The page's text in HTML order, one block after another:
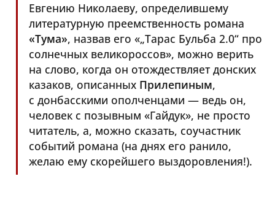
Евгению Николаеву, определившему
литературную преемственность романа
«Тума», назвав его «„Тарас Бульба 2.0“ про
солнечных великороссов», можно верить
на слово, когда он отождествляет донских
казаков, описанных Прилепиным,
с донбасскими ополченцами — ведь он,
человек с позывным «Гайдук», не просто
читатель, а, можно сказать, соучастник
событий романа (на днях его ранило,
желаю ему скорейшего выздоровления!).